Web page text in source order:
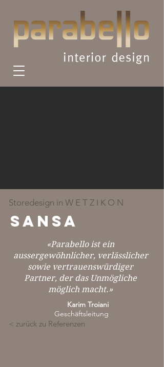
Storedesign in W E T Z I K O N
SANSA
«Parabello ist ein
aussergewöhnlicher, verlässlicher
sowie vertrauenswürdiger
Partner, der das Unmögliche
möglich macht.»
Karim Troiani
Geschäftsleitung
< zurück zu Referenzen